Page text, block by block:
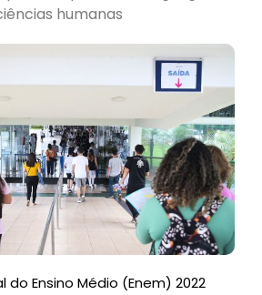
humanas
do Ensino Médio (Enem) 2022